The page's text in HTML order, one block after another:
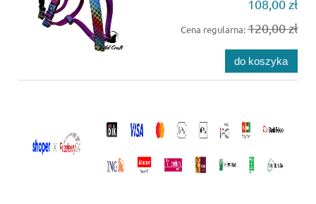
108,00 zł
Cena regularna:120,00 zł
do koszyka